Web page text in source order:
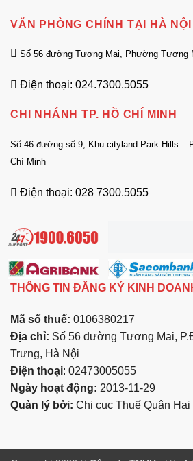
VĂN PHÒNG CHÍNH TẠI HÀ NỘI
Số 56 đường Tương Mai, Phường Tương
Điện thoại: 024.7300.5055
CHI NHÁNH TP. HỒ CHÍ MINH
Số 46 đường số 9, Khu cityland Park Hills –
Chí Minh
Điện thoại: 028 7300.5055
THÔNG TIN ĐĂNG KÝ KINH
Mã số thuế: 0106380217
Địa chỉ: Số 56 đường Tương Mai,
Trưng, Hà Nội
Điện thoại: 02473005055
Ngày hoạt động: 2013-11-29
Quản lý bởi: Chi cục Thuế Quận Hai